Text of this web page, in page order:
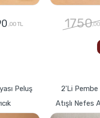
,00 TL 1750,00
Peluş
2'li Pembe
Atışlı Nefes